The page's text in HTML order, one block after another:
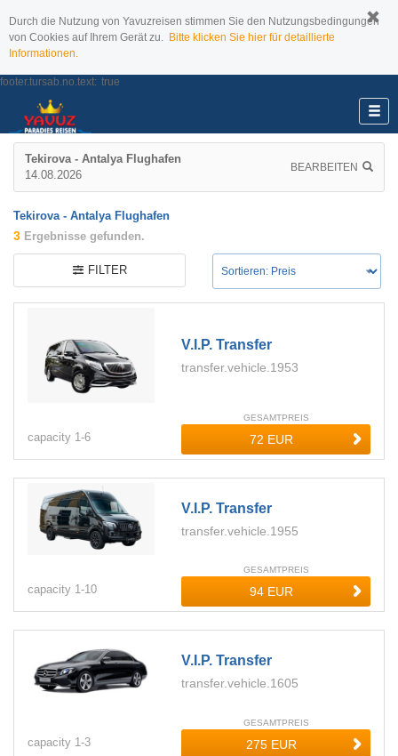
Durch die Nutzung von Yavuzreisen stimmen Sie den Nutzungsbedingungen
von Cookies auf Ihrem Gerät zu. Bitte klicken Sie hier für detaillierte
Informationen.
footer.tursab.no.text: true
Tekirova - Antalya Flughafen
14.08.2026
BEARBEITEN
Tekirova - Antalya Flughafen
3 Ergebnisse gefunden.
FILTER
V.i.p. Transfer
transfer.vehicle.1953
capacity 1-6
GESAMTPREIS
V.i.p. Transfer
transfer.vehicle.1955
capacity 1-10
GESAMTPREIS
V.i.p. Transfer
transfer.vehicle.1605
capacity 1-3
GESAMTPREIS